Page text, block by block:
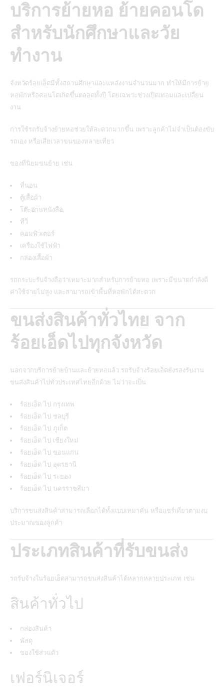
บริการย้ายหอ ย้ายคอนโด
สำหรับนักศึกษาและวัย
ทำงาน
จังหวัดร้อยเอ็ดมีทั้งสถานศึกษาและแหล่งงานจำนวนมาก ทำให้มีการย้าย
หอพักหรือคอนโดเกิดขึ้นตลอดทั้งปี โดยเฉพาะช่วงเปิดเทอมและเปลี่ยน
งาน
การใช้รถรับจ้างย้ายหอช่วยให้สะดวกมากขึ้น เพราะลูกค้าไม่จำเป็นต้องขับ
รถเอง หรือเสียเวลาขนของหลายเที่ยว
ของที่นิยมขนย้าย เช่น
ที่นอน
ตู้เสื้อผ้า
โต๊ะอ่านหนังสือ
ทีวี
คอมพิวเตอร์
เครื่องใช้ไฟฟ้า
กล่องเสื้อผ้า
รถกระบะรับจ้างถือว่าเหมาะมากสำหรับการย้ายหอ เพราะมีขนาดกำลังดี
ค่าใช้จ่ายไม่สูง และสามารถเข้าพื้นที่หอพักได้สะดวก
ขนส่งสินค้าทั่วไทย จาก
ร้อยเอ็ดไปทุกจังหวัด
นอกจากบริการย้ายบ้านและย้ายหอแล้ว รถรับจ้างร้อยเอ็ดยังรองรับงาน
ขนส่งสินค้าไปทั่วประเทศไทยอีกด้วย ไม่ว่าจะเป็น
ร้อยเอ็ด ไป กรุงเทพ
ร้อยเอ็ด ไป ชลบุรี
ร้อยเอ็ด ไป ภูเก็ต
ร้อยเอ็ด ไป เชียงใหม่
ร้อยเอ็ด ไป ขอนแก่น
ร้อยเอ็ด ไป อุดรธานี
ร้อยเอ็ด ไป ระยอง
ร้อยเอ็ด ไป นครราชสีมา
บริการขนส่งสินค้าสามารถเลือกได้ทั้งแบบเหมาคัน หรือแชร์เที่ยวตามงบ
ประมาณของลูกค้า
ประเภทสินค้าที่รับขนส่ง
รถรับจ้างในร้อยเอ็ดสามารถขนส่งสินค้าได้หลากหลายประเภท เช่น
สินค้าทั่วไป
กล่องสินค้า
พัสดุ
ของใช้ส่วนตัว
เฟอร์นิเจอร์